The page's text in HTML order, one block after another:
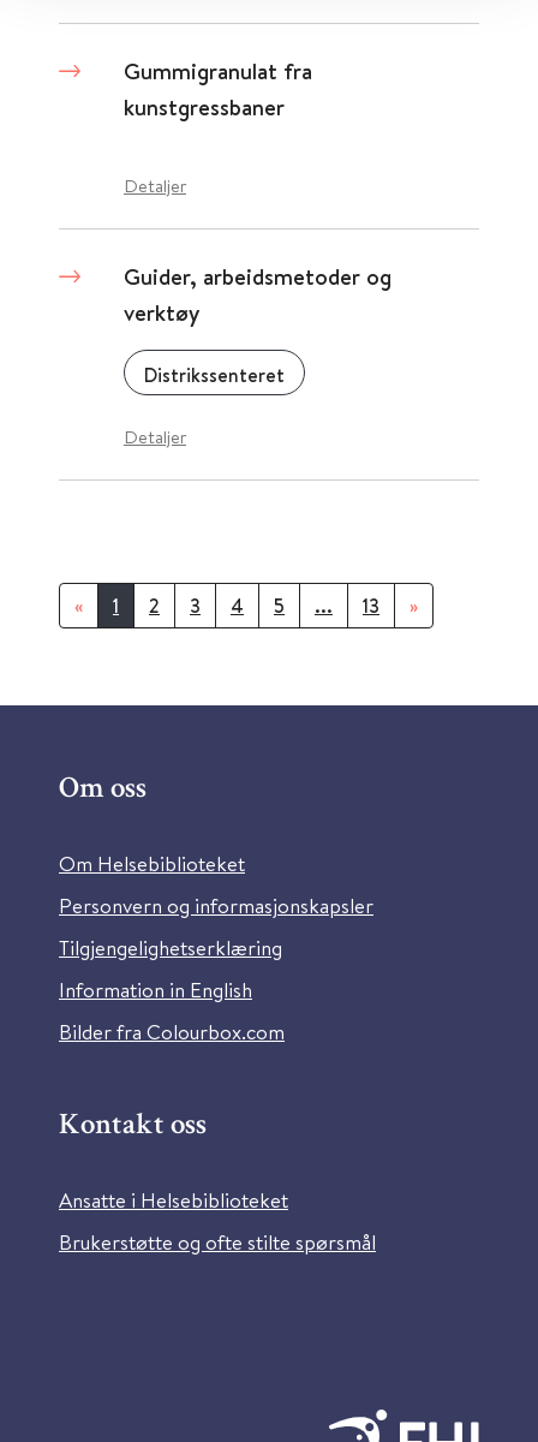
Gummigranulat fra
kunstgressbaner
Detaljer
Guider, arbeidsmetoder og
verktøy
Distrikssenteret
Detaljer
« 1 2 3 4 5 ... 13 »
Om oss
Om Helsebiblioteket
Personvern og informasjonskapsler
Tilgjengelighetserklæring
Information in English
Bilder fra Colourbox.com
Kontakt oss
Ansatte i Helsebiblioteket
Brukerstøtte og ofte stilte spørsmål